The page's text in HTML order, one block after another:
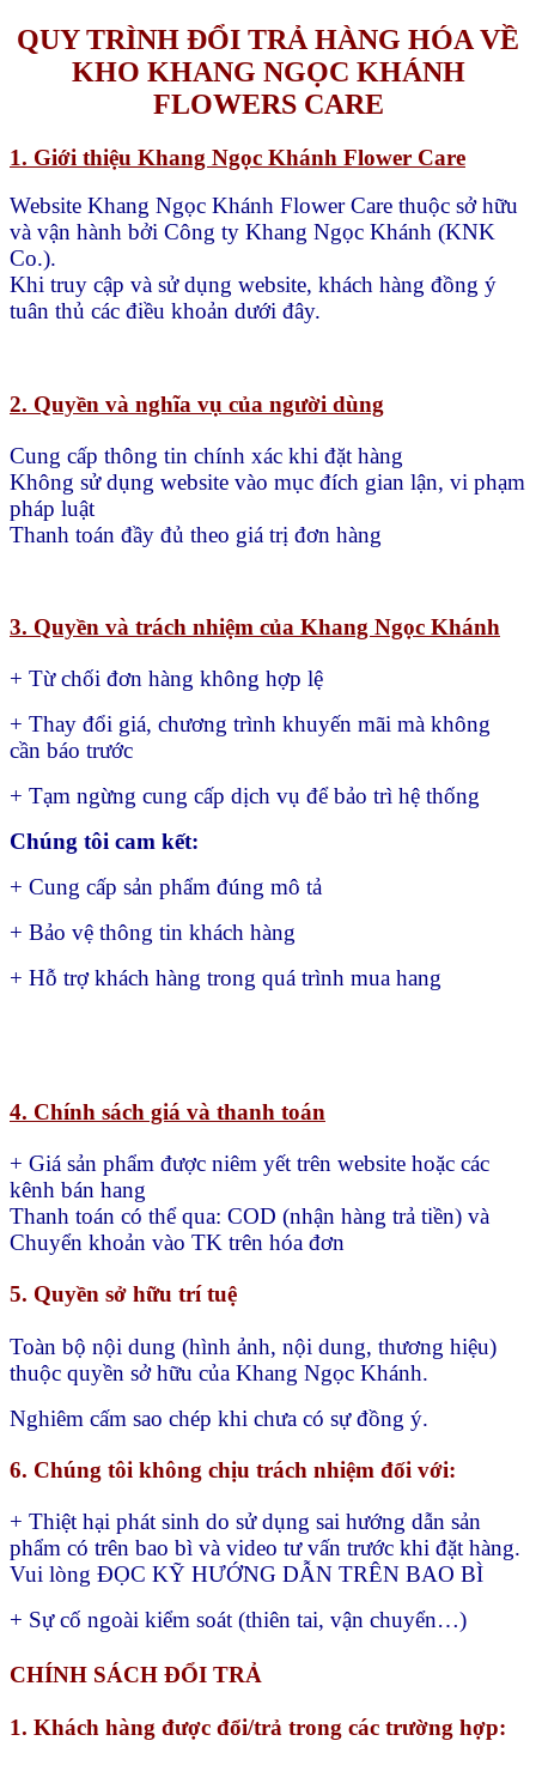
QUY TRÌNH ĐỔI TRẢ HÀNG HÓA VỀ
KHO KHANG NGỌC KHÁNH
FLOWERS CARE
1. Giới thiệu Khang Ngọc Khánh Flower Care
Website Khang Ngọc Khánh Flower Care thuộc sở hữu
và vận hành bởi Công ty Khang Ngọc Khánh (KNK
Co.).
Khi truy cập và sử dụng website, khách hàng đồng ý
tuân thủ các điều khoản dưới đây.
2. Quyền và nghĩa vụ của người dùng
Cung cấp thông tin chính xác khi đặt hàng
Không sử dụng website vào mục đích gian lận, vi phạm
pháp luật
Thanh toán đầy đủ theo giá trị đơn hàng
3. Quyền và trách nhiệm của Khang Ngọc Khánh
+ Từ chối đơn hàng không hợp lệ
+ Thay đổi giá, chương trình khuyến mãi mà không
cần báo trước
+ Tạm ngừng cung cấp dịch vụ để bảo trì hệ thống
Chúng tôi cam kết:
+ Cung cấp sản phẩm đúng mô tả
+ Bảo vệ thông tin khách hàng
+ Hỗ trợ khách hàng trong quá trình mua hang
4. Chính sách giá và thanh toán
+ Giá sản phẩm được niêm yết trên website hoặc các
kênh bán hang
Thanh toán có thể qua: COD (nhận hàng trả tiền) và
Chuyển khoản vào TK trên hóa đơn
5. Quyền sở hữu trí tuệ
Toàn bộ nội dung (hình ảnh, nội dung, thương hiệu)
thuộc quyền sở hữu của Khang Ngọc Khánh.
Nghiêm cấm sao chép khi chưa có sự đồng ý.
6. Chúng tôi không chịu trách nhiệm đối với:
+ Thiệt hại phát sinh do sử dụng sai hướng dẫn sản
phẩm có trên bao bì và video tư vấn trước khi đặt hàng.
Vui lòng ĐỌC KỸ HƯỚNG DẪN TRÊN BAO BÌ
+ Sự cố ngoài kiểm soát (thiên tai, vận chuyển…)
CHÍNH SÁCH ĐỔI TRẢ
1. Khách hàng được đổi/trả trong các trường hợp: